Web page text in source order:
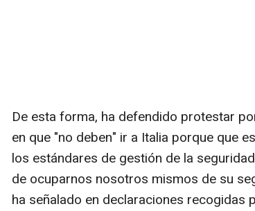
De esta forma, ha defendido protestar
en que "no deben" ir a Italia porque que
los estándares de gestión de la
de ocuparnos nosotros mismos de su
ha señalado en declaraciones recogidas